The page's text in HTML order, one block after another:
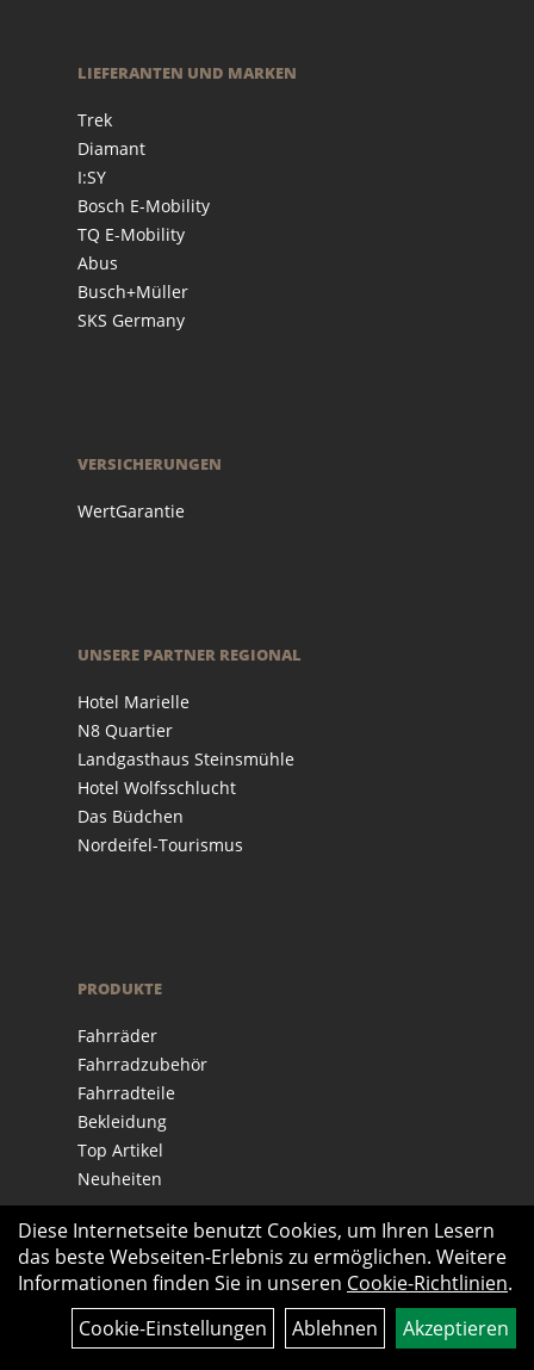
LIEFERANTEN UND MARKEN
Trek
Diamant
I:SY
Bosch E-Mobility
TQ E-Mobility
Abus
Busch+Müller
SKS Germany
VERSICHERUNGEN
WertGarantie
UNSERE PARTNER REGIONAL
Hotel Marielle
N8 Quartier
Landgasthaus Steinsmühle
Hotel Wolfsschlucht
Das Büdchen
Nordeifel-Tourismus
PRODUKTE
Fahrräder
Fahrradzubehör
Fahrradteile
Bekleidung
Top Artikel
Neuheiten
Diese Internetseite benutzt Cookies, um Ihren Lesern
das beste Webseiten-Erlebnis zu ermöglichen. Weitere
Informationen finden Sie in unseren Cookie-Richtlinien.
Cookie-Einstellungen
Ablehnen Akzeptieren